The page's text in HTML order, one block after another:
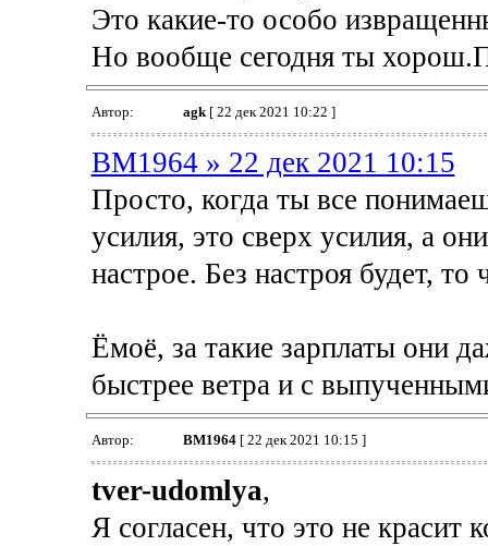
Это какие-то особо
Но вообще сегодня ты
Автор: agk[ 22 дек 2021 10:22 ]
BM1964 » 22 дек 2021 10:15
Просто, когда ты все
усилия, это сверх усилия, а
настрое. Без настроя будет,
Ёмоё, за такие зарплаты они
быстрее ветра и с
Автор: BM1964[ 22 дек 2021 10:15 ]
tver-udomlya,
Я согласен, что это не красит